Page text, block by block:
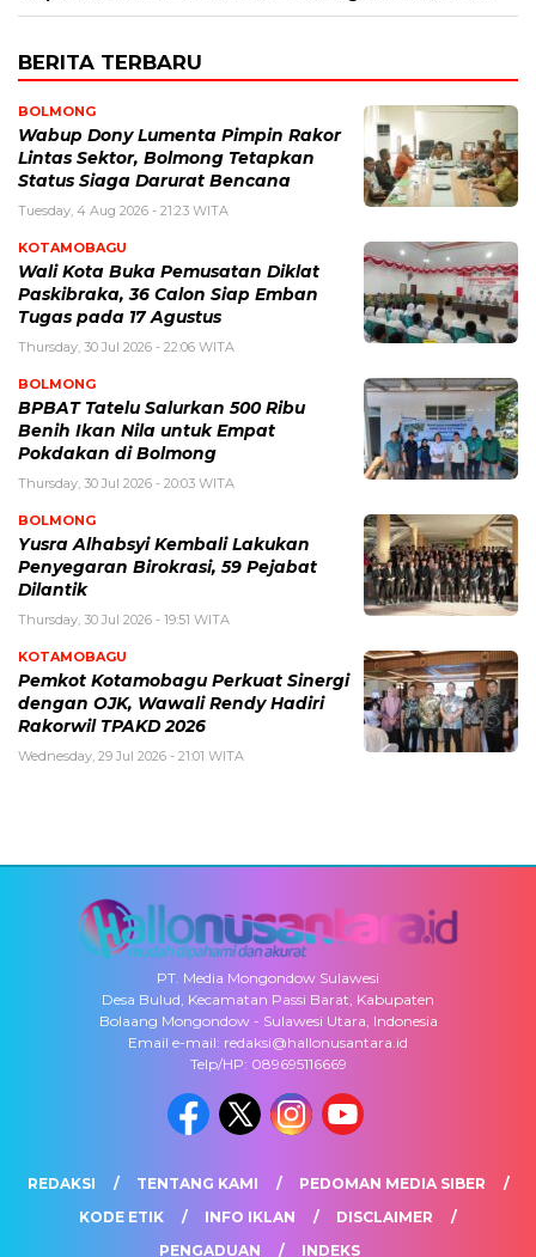
BERITA TERBARU
BOLMONG
Wabup Dony Lumenta Pimpin Rakor
Lintas Sektor, Bolmong Tetapkan
Status Siaga Darurat Bencana
Tuesday, 4 Aug 2026 - 21:23 WITA
KOTAMOBAGU
Wali Kota Buka Pemusatan Diklat
Paskibraka, 36 Calon Siap Emban
Tugas pada 17 Agustus
Thursday, 30 Jul 2026 - 22:06 WITA
BOLMONG
BPBAT Tatelu Salurkan 500 Ribu
Benih Ikan Nila untuk Empat
Pokdakan di Bolmong
Thursday, 30 Jul 2026 - 20:03 WITA
BOLMONG
Yusra Alhabsyi Kembali Lakukan
Penyegaran Birokrasi, 59 Pejabat
Dilantik
Thursday, 30 Jul 2026 - 19:51 WITA
KOTAMOBAGU
Pemkot Kotamobagu Perkuat Sinergi
dengan OJK, Wawali Rendy Hadiri
Rakorwil TPAKD 2026
Wednesday, 29 Jul 2026 - 21:01 WITA
PT. Media Mongondow Sulawesi
Desa Bulud, Kecamatan Passi Barat, Kabupaten
Bolaang Mongondow - Sulawesi Utara, Indonesia
Email e-mail: redaksi@hallonusantara.id
Telp/HP: 089695116669
REDAKSI TENTANG KAMI
PEDOMAN MEDIA SIBER
KODE ETIK
INFO IKLAN
DISCLAIMER
PENGADUAN
INDEKS